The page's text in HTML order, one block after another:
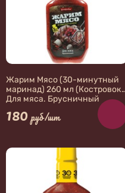
Жарим Мясо (30-минутный
маринад) 260 мл (Костровок)
Для мяса. Брусничный
180 руб/шт